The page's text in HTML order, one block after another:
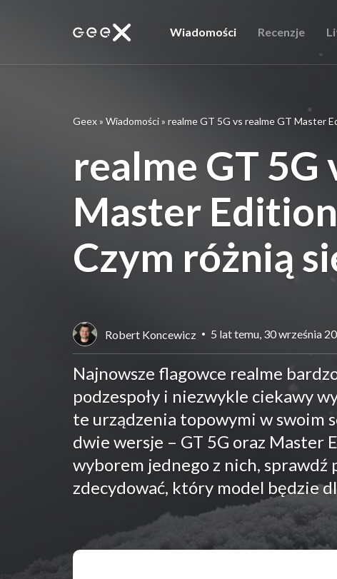
Wiadomości Recenzje
Geex» Wiadomości» realme GT 5G vs realme GT Master
realme GT 5G
Master
Czym różnią
Robert Koncewicz 5 lat temu, 30 września
Najnowsze flagowce realme
podzespoły i niezwykle ciekawy
te urządzenia topowymi w swoim
dwie wersje – GT 5G oraz Master
wyborem jednego z nich, sprawdź
zdecydować, który model będzie